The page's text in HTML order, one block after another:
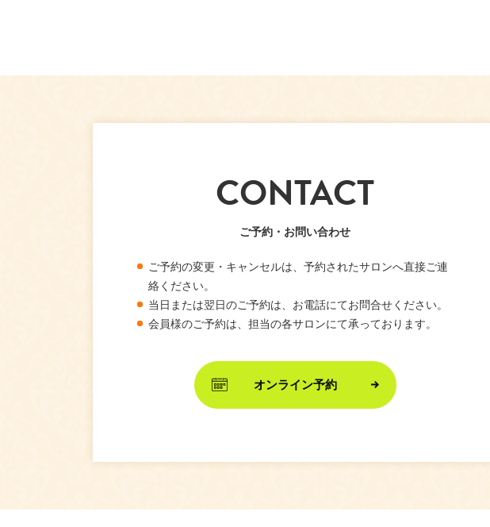
CONTACT
ご予約・お問い合わせ
ご予約の変更・キャンセルは、予約されたサロンへ直接ご連
絡ください。
当日または翌日のご予約は、お電話にてお問合せください。
会員様のご予約は、担当の各サロンにて承っております。
オンライン予約